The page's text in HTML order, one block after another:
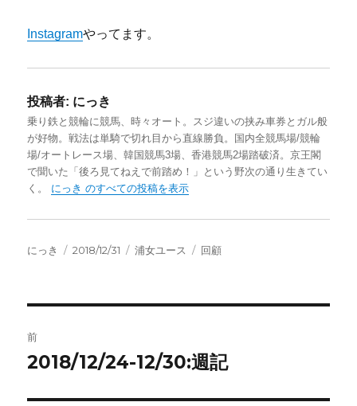
Instagramやってます。
投稿者: にっき
乗り鉄と競輪に競馬、時々オート。スジ違いの挟み車券とガル般
が好物。戦法は単騎で切れ目から直線勝負。国内全競馬場/競輪
場/オートレース場、韓国競馬3場、香港競馬2場踏破済。京王閣
で聞いた「後ろ見てねえで前踏め！」という野次の通り生きてい
く。 にっき のすべての投稿を表示
投
にっき
投
2018/12/31
カ
浦女ユース
タ
回顧
稿
前
前
2018/12/24-12/30:週記